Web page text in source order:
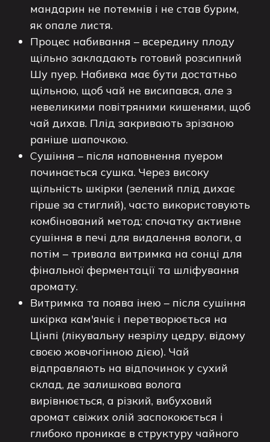
мандарин не потемнів і не став бурим,
як опале листя.
Процес набивання – всередину плоду
щільно закладають готовий розсипний
Шу пуер. Набивка має бути достатньо
щільною, щоб чай не висипався, але з
невеликими повітряними кишенями, щоб
чай дихав. Плід закривають зрізаною
раніше шапочкою.
Сушіння – після наповнення пуером
починається сушка. Через високу
щільність шкірки (зелений плід дихає
гірше за стиглий), часто використовують
комбінований метод: спочатку активне
сушіння в печі для видалення вологи, а
потім – тривала витримка на сонці для
фінальної ферментації та шліфування
аромату.
Витримка та поява інею – після сушіння
шкірка кам'яніє і перетворюється на
Цінпі (лікувальну незрілу цедру, відому
своєю жовчогінною дією). Чай
відправляють на відпочинок у сухий
склад, де залишкова волога
вирівнюється, а різкий, вибуховий
аромат свіжих олій заспокоюється і
глибоко проникає в структуру чайного